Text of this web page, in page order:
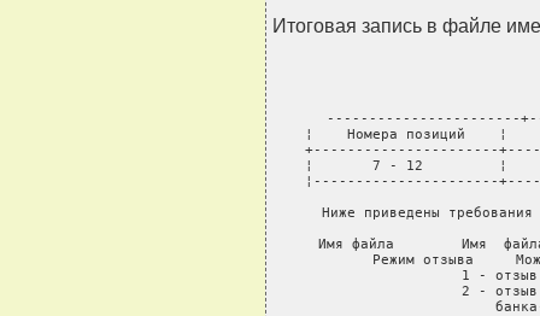
Итоговая запись в файле
-----------------------
¦    Номера позиций
+----------------------
¦       7 - 12         ¦
¦----------------------
Ниже приведены
Имя файла        Имя  файла,
Режим отзыва
1 -
2 -